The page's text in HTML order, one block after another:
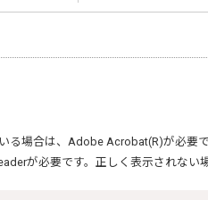
る場合は、 Adobe Acrobat(R)が必要で
が必要です。正しく表示されない